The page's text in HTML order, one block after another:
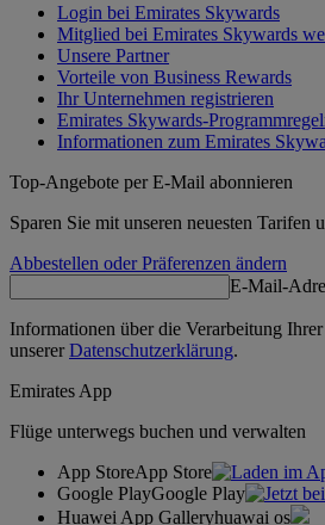
Login bei Emirates Skywards
Mitglied bei Emirates Skywards
Unsere Partner
Vorteile von Business Rewards
Ihr Unternehmen registrieren
Emirates Skywards-
Informationen zum Emirates
Top-Angebote per E-Mail abonnieren
Sparen Sie mit unseren neuesten Tarifen
Abbestellen oder Präferenzen ändern
E-Mail-
Informationen über die Verarbeitung
unsererDatenschutzerklärung.
Emirates App
Flüge unterwegs buchen und verwalten
App StoreApp Store
Google PlayGoogle Play
Huawei App Galleryhuawai os